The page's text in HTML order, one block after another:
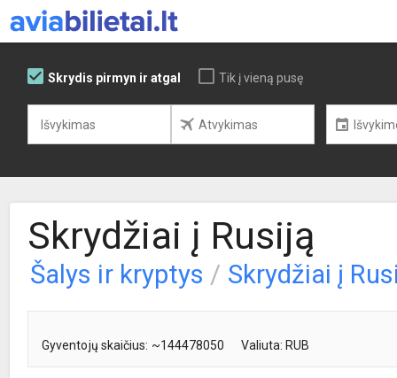
Skrydis pirmyn ir atgal Tik į vieną pusę
Skrydžiai į Rusiją
Šalys ir kryptys / Skrydžiai į
Gyventojų skaičius: ~144478050 Valiuta: RUB